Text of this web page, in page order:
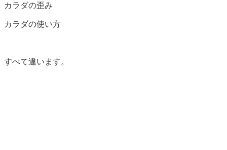
カラダの歪み
カラダの使い方
すべて違います。